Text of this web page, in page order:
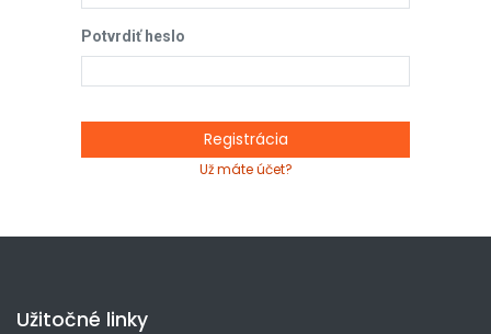
Potvrdiť heslo
Registrácia
Už máte účet?
Užitočné linky